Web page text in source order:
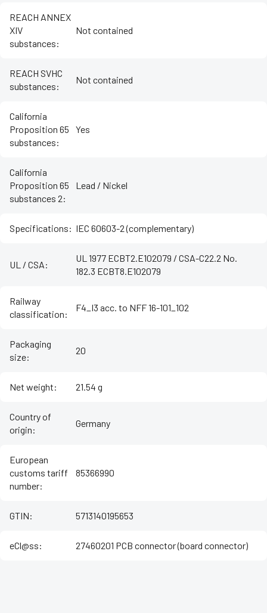
REACH ANNEX
XIV
substances:
Not contained
REACH SVHC
substances:
Not contained
California
Proposition 65
substances:
Yes
California
Proposition 65
substances 2:
Lead / Nickel
Specifications: IEC 60603-2 (complementary)
UL / CSA:
UL 1977 ECBT2.E102079 / CSA-C22.2 No.
182.3 ECBT8.E102079
Railway
classification:
F4_I3 acc. to NFF 16-101_102
Packaging
size:
20
Net weight: 21.54 g
Country of
origin:
Germany
European
customs tariff
number:
85366990
GTIN: 5713140195653
eCl@ss: 27460201 PCB connector (board connector)